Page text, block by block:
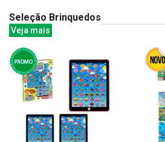
Seleção Brinquedos
Veja mais